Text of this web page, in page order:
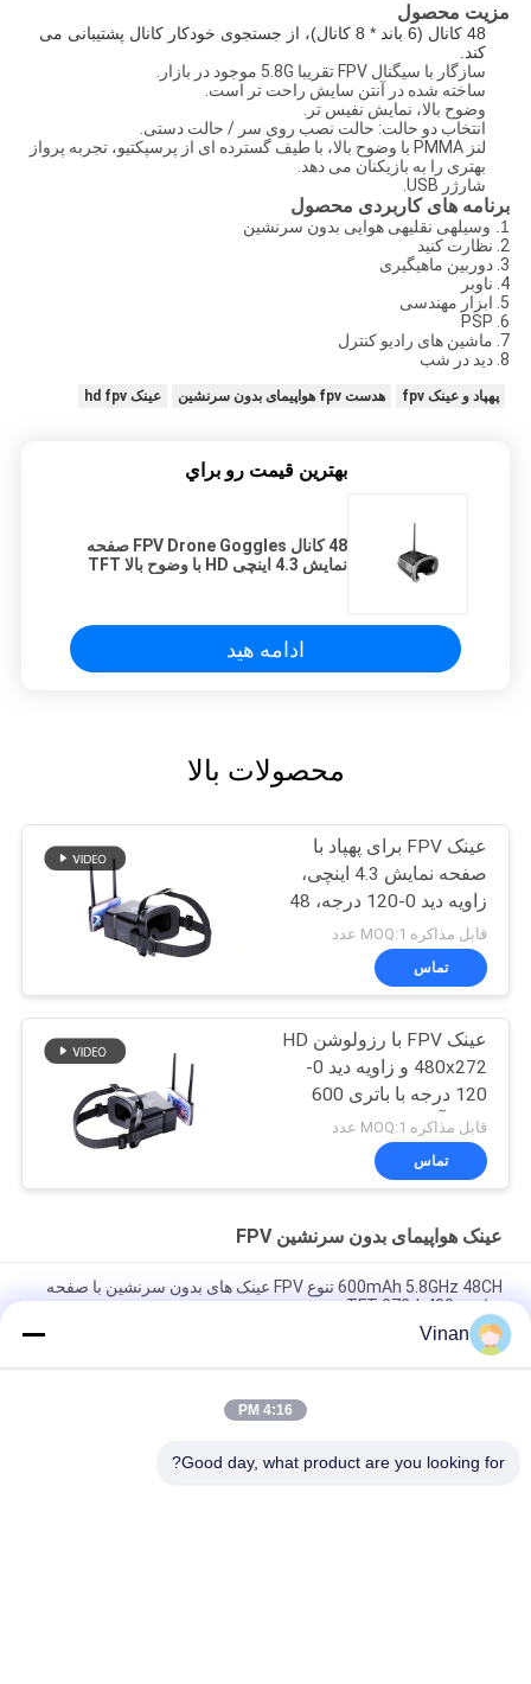
مزیت محصول
48 کانال (6 باند * 8 کانال)، از جستجوی خودکار کانال پشتیبانی می
کند.
سازگار با سیگنال FPV تقریبا 5.8G موجود در بازار.
ساخته شده در آنتن سایش راحت تر است.
وضوح بالا، نمایش نفیس تر.
انتخاب دو حالت: حالت نصب روی سر / حالت دستی.
لنز PMMA با وضوح بالا، با طیف گسترده ای از پرسپکتیو، تجربه پرواز
بهتری را به بازیکنان می دهد.
شارژر USB.
برنامه های کاربردی محصول
1.
وسیلهی نقلیهی هوایی بدون سرنشین
2. نظارت کنید
3. دوربین ماهیگیری
4. ناوبر
5. ابزار مهندسی
6. PSP
7. ماشین های رادیو کنترل
8. دید در شب
پهپاد و عینک fpv هدست fpv هواپیمای بدون سرنشین عینک hd fpv
بهترين قيمت رو براي
48 کانال FPV Drone Goggles صفحه
نمایش 4.3 اینچی HD با وضوح بالا TFT
ادامه هید
محصولات بالا
عینک FPV برای پهپاد با
صفحه نمایش 4.3 اینچی،
زاویه دید 0-120 درجه، 48
کانال، صفحه نمایش TFT
قابل مذاکره MOQ:1 عدد
تماس
عینک FPV با رزولوشن HD
480x272 و زاویه دید 0-
120 درجه با باتری 600
میلی آمپر ساعت برای
هدست پهپاد
قابل مذاکره MOQ:1 عدد
تماس
عینک هواپیمای بدون سرنشین FPV
600mAh 5.8GHz 48CH تنوع FPV عینک های بدون سرنشین با صفحه
نمایش 480 * 272 TFT
FPV 48 کانال
Vinan
4:16 PM
Good day, what product are you looking for?